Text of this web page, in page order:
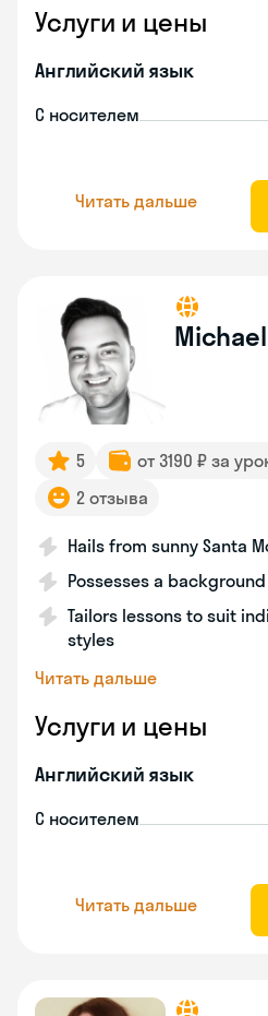
Услуги и цены
Английский язык
С носителем
Читать дальше
Michael
5 от 3190 ₽ за
2 отзыва
Hails from sunny Santa
Possesses a
Tailors lessons to suit
styles
Читать дальше
Услуги и цены
Английский язык
С носителем
Читать дальше